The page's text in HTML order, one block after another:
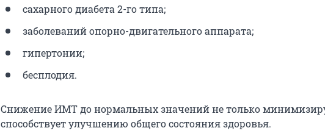
сахарного диабета 2-го типа;
заболеваний опорно-двигательного аппарата;
гипертонии;
бесплодия.
Снижение ИМТ до нормальных значений не только
способствует улучшению общего состояния здоровья.